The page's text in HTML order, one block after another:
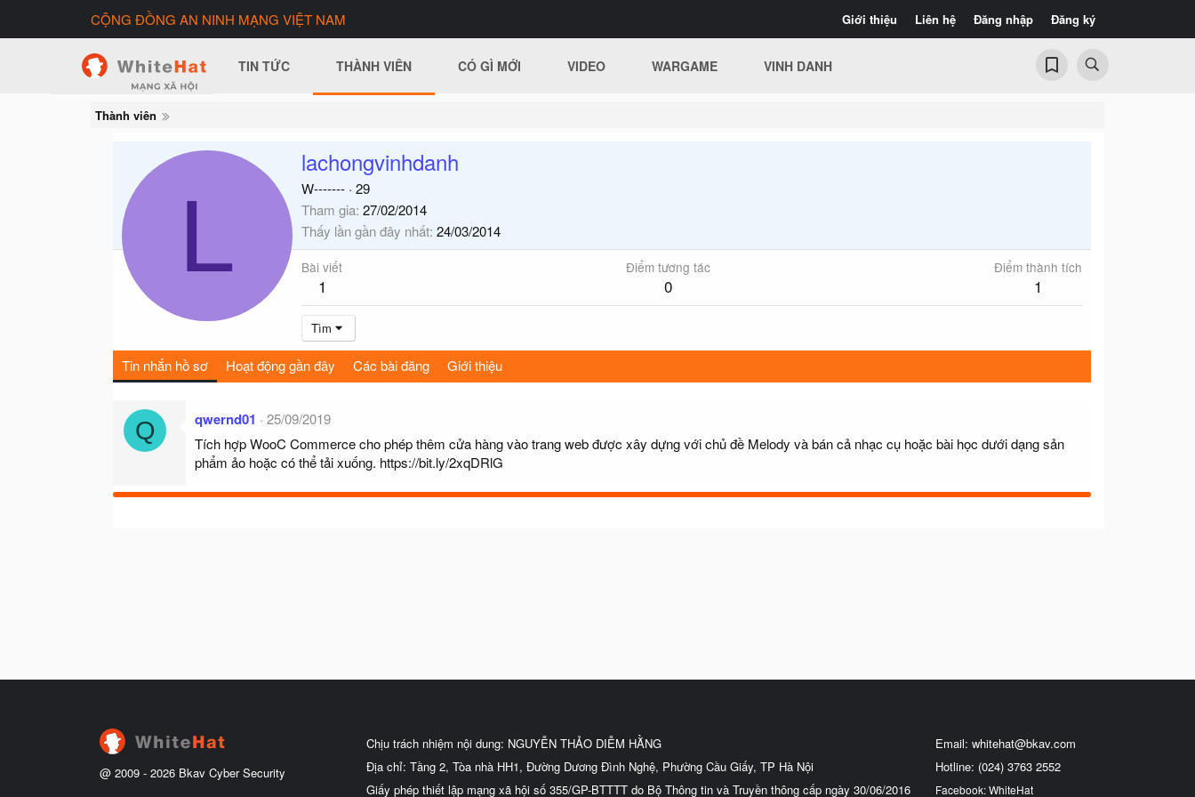
Giới thiệu Liên hệ Đăng nhập Đăng ký
CỘNG ĐỒNG AN NINH MẠNG VIỆT NAM
TIN TỨC THÀNH VIÊN CÓ GÌ MỚI VIDEO WARGAME VINH DANH
Thành viên
L
lachongvinhdanh
W------- · 29
Tham gia 27/02/2014
Thấy lần gần đây nhất 24/03/2014
Bài viết
1
Điểm tương tác
0
Điểm thành tích
1
Tìm
Tin nhắn hồ sơ Hoạt động gần đây Các bài đăng Giới thiệu
Q qwernd01
25/09/2019
Tích hợp WooC Commerce cho phép thêm cửa hàng vào trang web được xây dựng với chủ đề Melody và bán cả nhạc cụ hoặc bài học dưới dạng sản
phẩm ảo hoặc có thể tải xuống. https://bit.ly/2xqDRlG
@ 2009 - 2026 Bkav Cyber Security
Chịu trách nhiệm nội dung: NGUYỄN THẢO DIỄM HẰNG
Địa chỉ: Tầng 2, Tòa nhà HH1, Đường Dương Đình Nghệ, Phường Cầu Giấy, TP Hà Nội
Giấy phép thiết lập mạng xã hội số 355/GP-BTTTT do Bộ Thông tin và Truyền thông cấp ngày 30/06/2016
Email: whitehat@bkav.com
Hotline: (024) 3763 2552
Facebook: WhiteHat